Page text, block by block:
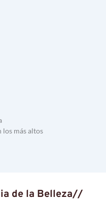
más altos
de la Belleza//